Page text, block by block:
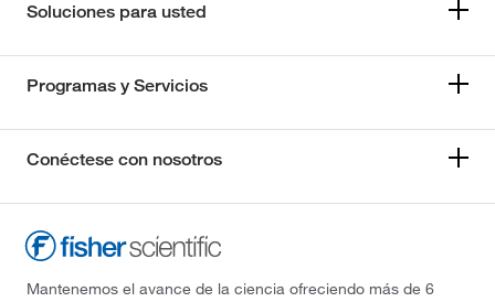
Soluciones para usted
Programas y Servicios
Conéctese con nosotros
Mantenemos el avance de la ciencia ofreciendo más de 6